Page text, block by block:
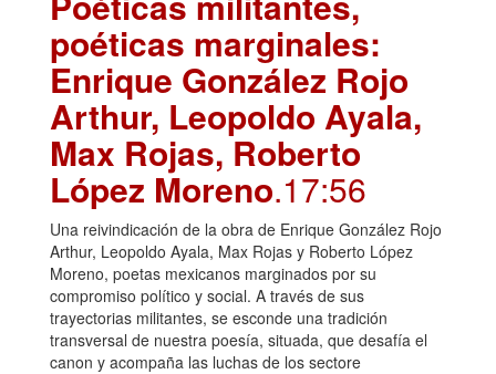
poéticas marginales:
Enrique González Rojo
Arthur, Leopoldo Ayala,
Max Rojas, Roberto
López Moreno.17:56
Una reivindicación de la obra de Enrique González Rojo
Arthur, Leopoldo Ayala, Max Rojas y Roberto López
Moreno, poetas mexicanos marginados por su
compromiso político y social. A través de sus
trayectorias militantes, se esconde una tradición
transversal de nuestra poesía, situada, que desafía el
canon y acompaña las luchas de los sectore